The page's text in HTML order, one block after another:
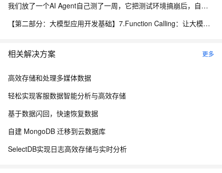
我们放了一个AI Agent自己测了一周，它把测试环境搞崩后，自己写了复盘报告申请了运维权限
【第二部分：大模型应用开发基础】7.Function Calling：让大模型调用真实程序能力
相关解决方案 更多
高效存储和处理多媒体数据
轻松实现客服数据智能分析与高效存储
基于数据闪回，快速恢复数据
自建 MongoDB 迁移到云数据库
SelectDB实现日志高效存储与实时分析